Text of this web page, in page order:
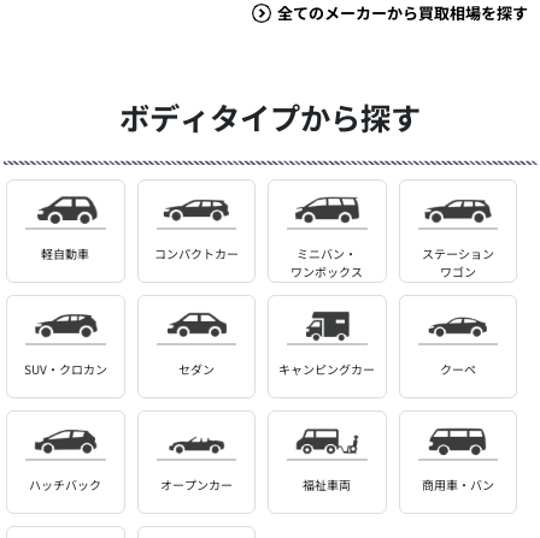
全てのメーカーから買取相場を探す
ボディタイプから探す
軽自動車 コンパクトカー
ミニバン・
ワンボックス
ステーション
ワゴン
SUV・クロカン セダン キャンピングカー クーペ
ハッチバック オープンカー 福祉車両 商用車・バン